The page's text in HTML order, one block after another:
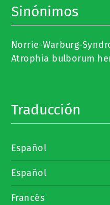
Sinónimos
Norrie-Warburg-
Atrophia bulborum
Traducción
Español
Español
Francés